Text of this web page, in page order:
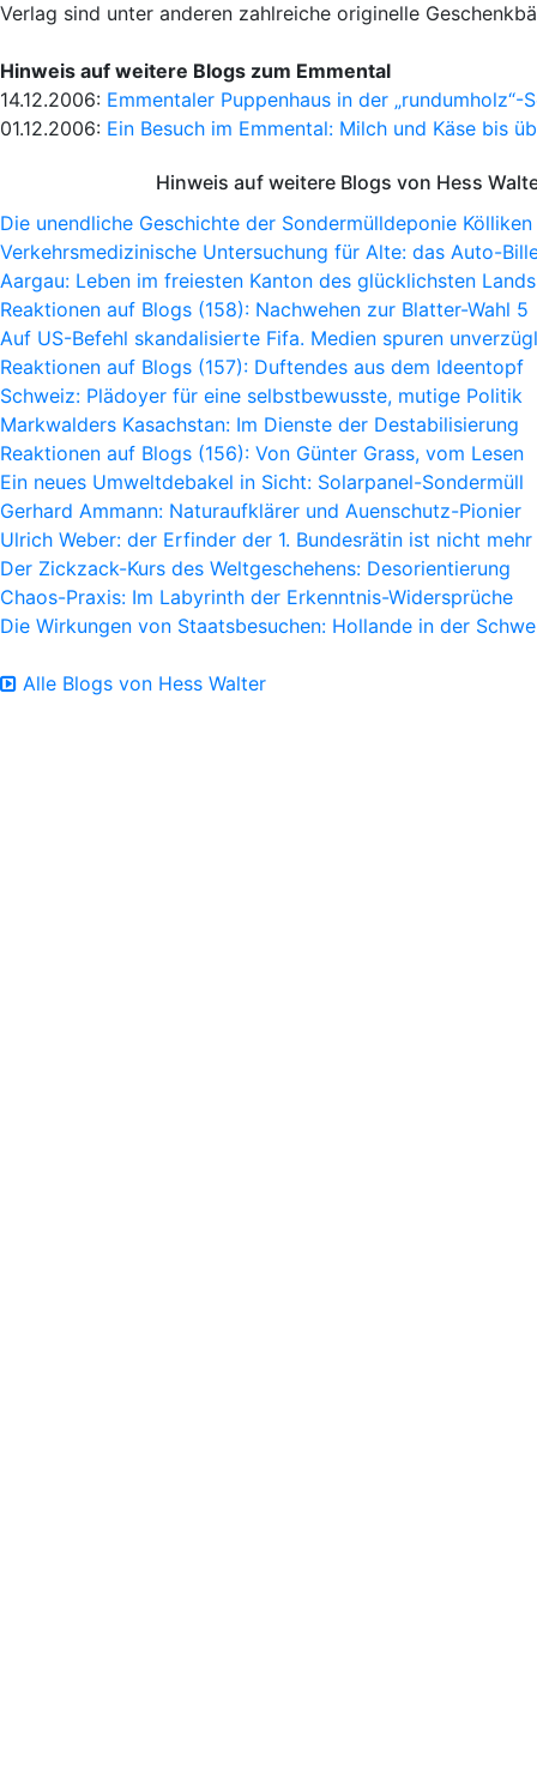
Verlag sind unter anderen zahlreiche originelle
Hinweis auf weitere Blogs zum Emmental
14.12.2006: Emmentaler Puppenhaus in der „rundumholz“-
01.12.2006: Ein Besuch im Emmental: Milch und Käse bis
Hinweis auf weitere Blogs von Hess
Die unendliche Geschichte der Sondermülldeponie Kölliken
Verkehrsmedizinische Untersuchung für Alte: das Auto-
Aargau: Leben im freiesten Kanton des glücklichsten Lands
Reaktionen auf Blogs (158): Nachwehen zur Blatter-Wahl 5
Auf US-Befehl skandalisierte Fifa. Medien spuren
Reaktionen auf Blogs (157): Duftendes aus dem Ideentopf
Schweiz: Plädoyer für eine selbstbewusste, mutige Politik
Markwalders Kasachstan: Im Dienste der Destabilisierung
Reaktionen auf Blogs (156): Von Günter Grass, vom Lesen
Ein neues Umweltdebakel in Sicht: Solarpanel-Sondermüll
Gerhard Ammann: Naturaufklärer und Auenschutz-Pionier
Ulrich Weber: der Erfinder der 1. Bundesrätin ist nicht mehr
Der Zickzack-Kurs des Weltgeschehens: Desorientierung
Chaos-Praxis: Im Labyrinth der Erkenntnis-Widersprüche
Die Wirkungen von Staatsbesuchen: Hollande in der
Alle Blogs von Hess Walter